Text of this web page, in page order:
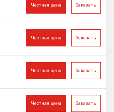
Заказать
Честная цена
Заказать
Честная цена
Заказать
Честная цена
Заказать
Честная цена